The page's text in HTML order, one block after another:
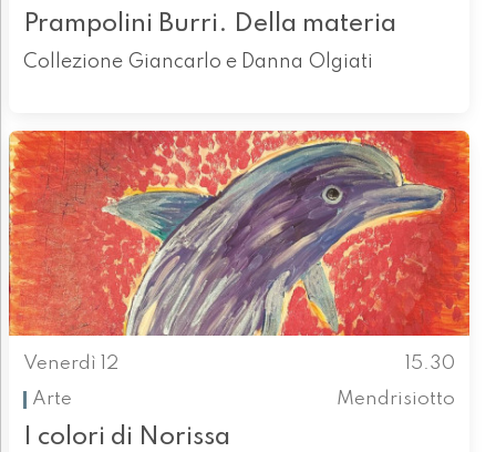
Prampolini Burri. Della materia
Collezione Giancarlo e Danna Olgiati
Venerdì 12
15.30
Arte
Mendrisiotto
I colori di Norissa